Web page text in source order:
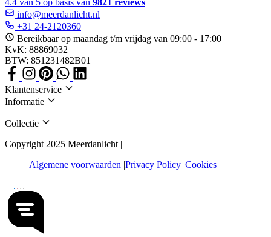
4.4 van 5 op basis van 9821 reviews
info@meerdanlicht.nl
+31 24-2120360
Bereikbaar op maandag t/m vrijdag van 09:00 - 17:00
KvK: 88869032
BTW: 851231482B01
Klantenservice
Informatie
Collectie
Copyright 2025 Meerdanlicht |
Algemene voorwaarden Privacy Policy Cookies